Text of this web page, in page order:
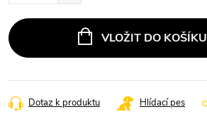
VLOŽIT DO KOŠÍKU
Dotaz k produktu Hlídací pes